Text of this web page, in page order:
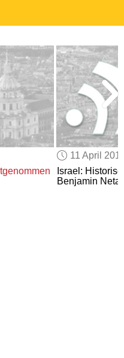
LICENSES
COLORS
11 April
Israel:
Benjamin